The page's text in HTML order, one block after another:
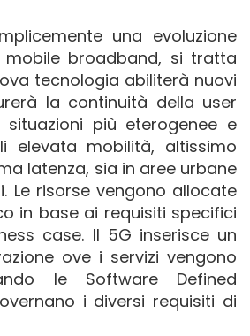
una evoluzione
broadband, si tratta
tecnologia abiliterà nuovi
la continuità della user
situazioni più eterogenee e
elevata mobilità, altissimo
latenza, sia in aree urbane
Le risorse vengono allocate
in base ai requisiti specifici
case. Il 5G inserisce un
ove i servizi vengono
le Software Defined
i diversi requisiti di